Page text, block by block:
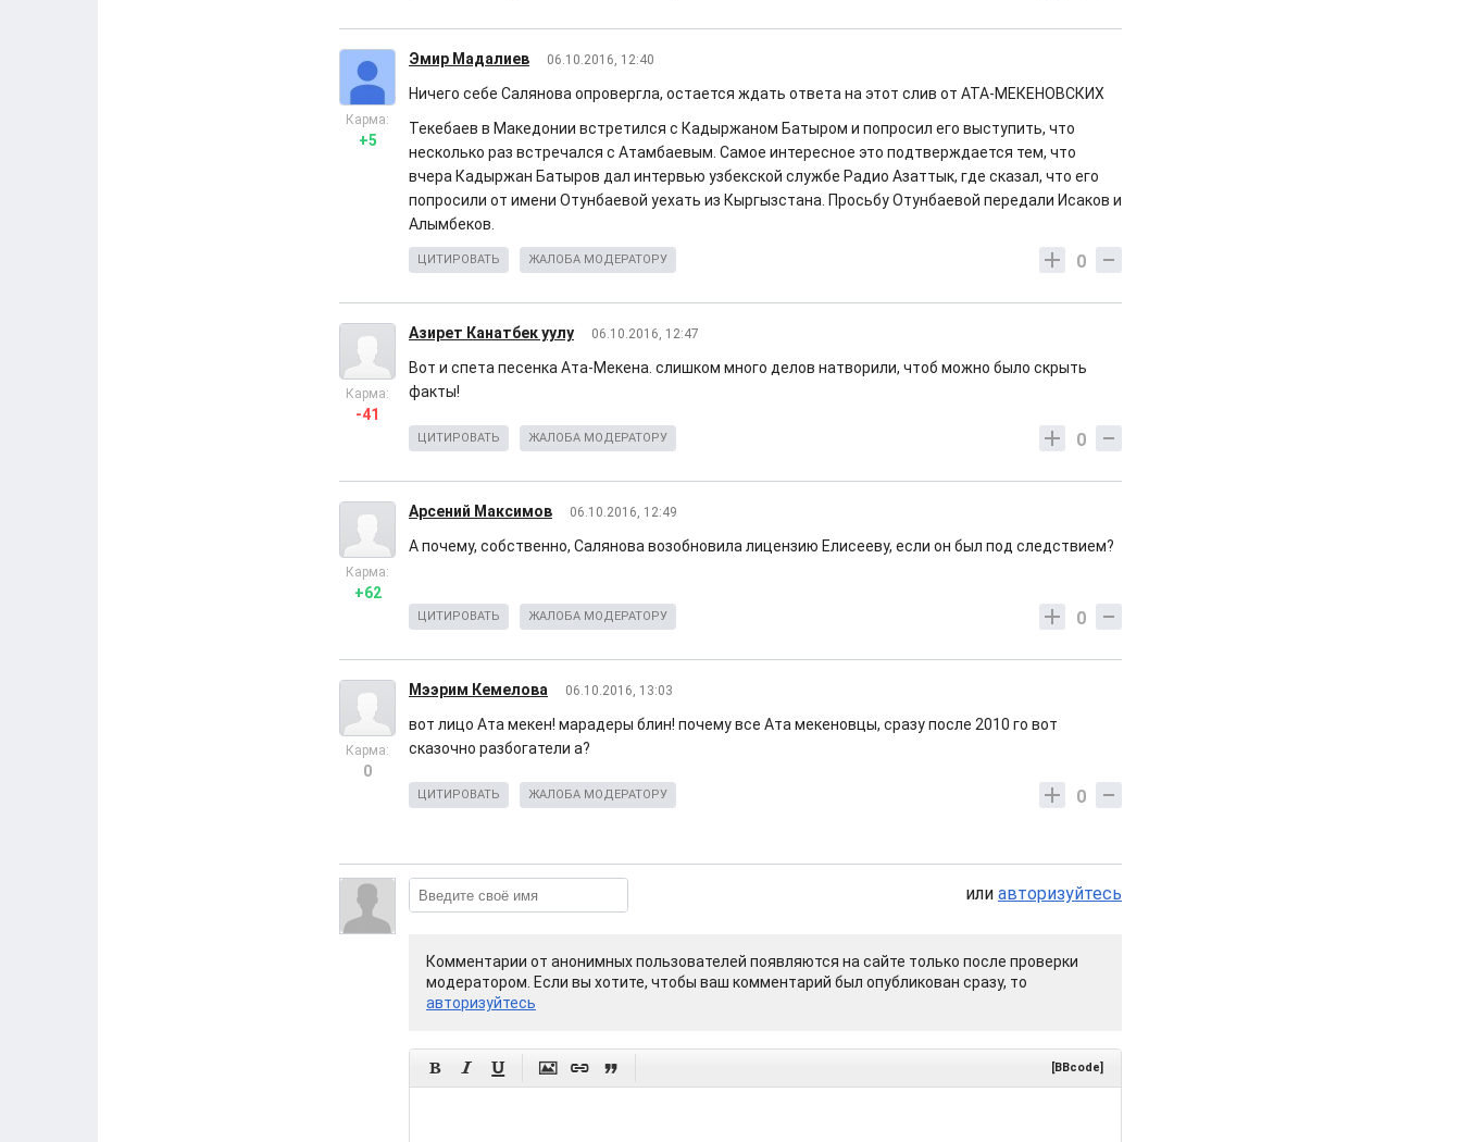
Эмир Мадалиев 06.10.2016, 12:40
Карма:
+5
Ничего себе Салянова опровергла, остается ждать ответа на этот слив от АТА-МЕКЕНОВСКИХ
Текебаев в Македонии встретился с Кадыржаном Батыром и попросил его выступить, что
несколько раз встречался с Атамбаевым. Самое интересное это подтверждается тем, что
вчера Кадыржан Батыров дал интервью узбекской службе Радио Азаттык, где сказал, что его
попросили от имени Отунбаевой уехать из Кыргызстана. Просьбу Отунбаевой передали Исаков и
Алымбеков.
0
ЦИТИРОВАТЬ ЖАЛОБА МОДЕРАТОРУ
Азирет Канатбек уулу 06.10.2016, 12:47
Карма:
-41
Вот и спета песенка Ата-Мекена. слишком много делов натворили, чтоб можно было скрыть
факты!
0
ЦИТИРОВАТЬ ЖАЛОБА МОДЕРАТОРУ
Арсений Максимов 06.10.2016, 12:49
Карма:
+62
А почему, собственно, Салянова возобновила лицензию Елисееву, если он был под следствием?
0
ЦИТИРОВАТЬ ЖАЛОБА МОДЕРАТОРУ
Мээрим Кемелова 06.10.2016, 13:03
Карма:
0
вот лицо Ата мекен! марадеры блин! почему все Ата мекеновцы, сразу после 2010 го вот
сказочно разбогатели а?
0
ЦИТИРОВАТЬ ЖАЛОБА МОДЕРАТОРУ
или авторизуйтесь
Комментарии от анонимных пользователей появляются на сайте только после проверки
модератором. Если вы хотите, чтобы ваш комментарий был опубликован сразу, то
авторизуйтесь
      [BBcode]